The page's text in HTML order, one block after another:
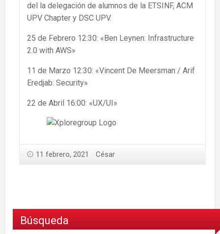
del la delegación de alumnos de la ETSINF, ACM
UPV Chapter y DSC UPV.
25 de Febrero 12:30: «Ben Leynen: Infrastructure
2.0 with AWS»
11 de Marzo 12:30: «Vincent De Meersman / Arif
Eredjab: Security»
22 de Abril 16:00: «UX/UI»
11 febrero, 2021 César
Búsqueda